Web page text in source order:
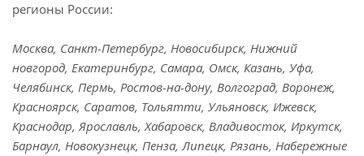
регионы России:
Москва, Санкт-Петербург, Новосибирск, Нижний
новгород, Екатеринбург, Самара, Омск, Казань, Уфа,
Челябинск, Пермь, Ростов-на-дону, Волгоград, Воронеж,
Красноярск, Саратов, Тольятти, Ульяновск, Ижевск,
Краснодар, Ярославль, Хабаровск, Владивосток, Иркутск,
Барнаул, Новокузнецк, Пенза, Липецк, Рязань, Набережные